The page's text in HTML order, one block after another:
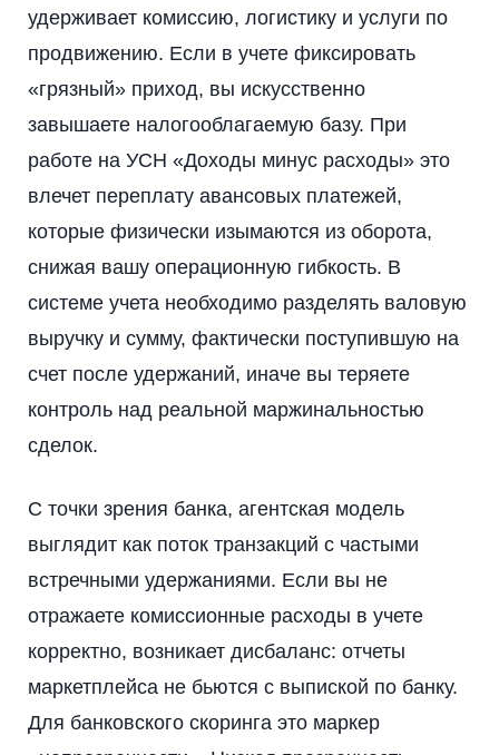
удерживает комиссию, логистику и услуги по
продвижению. Если в учете фиксировать
«грязный» приход, вы искусственно
завышаете налогооблагаемую базу. При
работе на УСН «Доходы минус расходы» это
влечет переплату авансовых платежей,
которые физически изымаются из оборота,
снижая вашу операционную гибкость. В
системе учета необходимо разделять валовую
выручку и сумму, фактически поступившую на
счет после удержаний, иначе вы теряете
контроль над реальной маржинальностью
сделок.
С точки зрения банка, агентская модель
выглядит как поток транзакций с частыми
встречными удержаниями. Если вы не
отражаете комиссионные расходы в учете
корректно, возникает дисбаланс: отчеты
маркетплейса не бьются с выпиской по банку.
Для банковского скоринга это маркер